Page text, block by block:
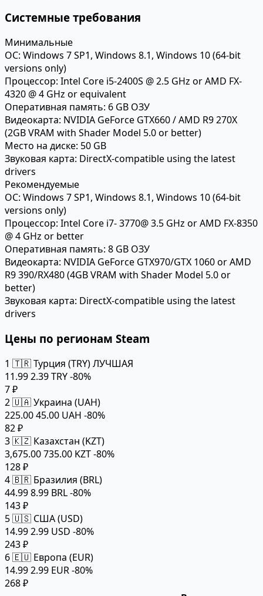
Системные требования
Минимальные
ОС: Windows 7 SP1, Windows 8.1, Windows 10 (64-bit
versions only)
Процессор: Intel Core i5-2400S @ 2.5 GHz or AMD FX-
4320 @ 4 GHz or equivalent
Оперативная память: 6 GB ОЗУ
Видеокарта: NVIDIA GeForce GTX660 / AMD R9 270X
(2GB VRAM with Shader Model 5.0 or better)
Место на диске: 50 GB
Звуковая карта: DirectX-compatible using the latest
drivers
Рекомендуемые
ОС: Windows 7 SP1, Windows 8.1, Windows 10 (64-bit
versions only)
Процессор: Intel Core i7- 3770@ 3.5 GHz or AMD FX-8350
@ 4 GHz or better
Оперативная память: 8 GB ОЗУ
Видеокарта: NVIDIA GeForce GTX970/GTX 1060 or AMD
R9 390/RX480 (4GB VRAM with Shader Model 5.0 or
better)
Звуковая карта: DirectX-compatible using the latest
drivers
Цены по регионам Steam
1 🇹🇷 Турция (TRY)ЛУЧШАЯ
11.992.39 TRY-80%
7 ₽
2🇺🇦 Украина (UAH)
225.0045.00 UAH -80%
82 ₽
3🇰🇿 Казахстан (KZT)
3,675.00735.00 KZT-80%
128 ₽
4🇧🇷 Бразилия (BRL)
44.998.99 BRL-80%
143 ₽
5🇺🇸 США (USD)
14.992.99 USD -80%
243 ₽
6🇪🇺 Европа (EUR)
14.992.99 EUR-80%
268 ₽